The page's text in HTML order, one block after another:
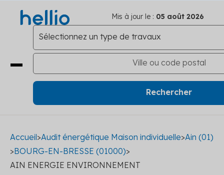
Mis à jour le : 05 août 2026
Accueil>Audit énergétique Maison individuelle>Ain (01)
>BOURG-EN-BRESSE (01000)>
AIN ENERGIE ENVIRONNEMENT